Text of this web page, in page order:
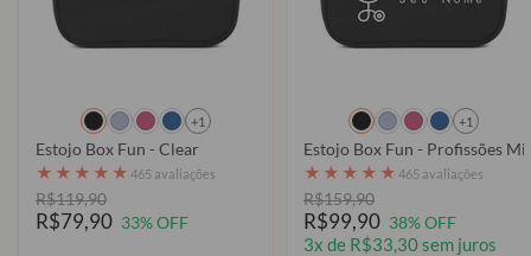
+1
Estojo Box Fun - Clear
★ ★ ★ ★ ★ 465 avaliações
R$119,90
R$79,90 33% OFF
+1
Estojo Box Fun - Profissões
★ ★ ★ ★ ★ 465 avaliações
R$159,90
R$99,90 38% OFF
3x de R$33,30 sem juros